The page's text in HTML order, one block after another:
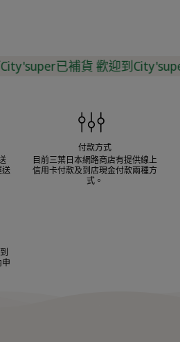
已補貨 歡迎到City'super
付款方式
目前三葉日本網路商店有提供線上
信用卡付款及到店現金付款兩種方
式。